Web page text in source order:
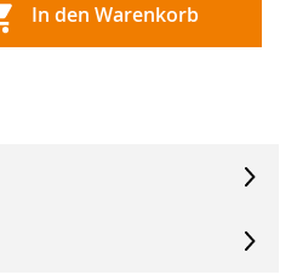
In den Warenkorb